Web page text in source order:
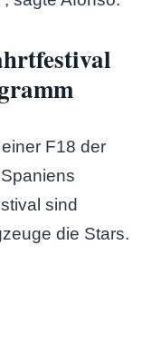
F18 der
sind
die Stars.